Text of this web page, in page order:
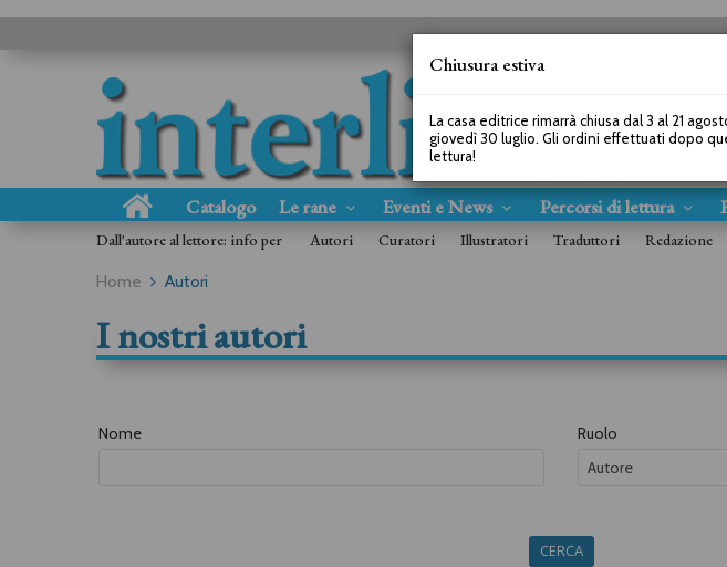
Catalogo Le rane Eventi e News Percorsi di lettura
Dall'autore al lettore: info per Autori Curatori Illustratori Traduttori Redazione
Home Autori
I nostri autori
Nome Ruolo
CERCA
Chiusura estiva
La casa editrice rimarrà chiusa dal 3 al 21
giovedì 30 luglio. Gli ordini effettuati dopo
lettura!